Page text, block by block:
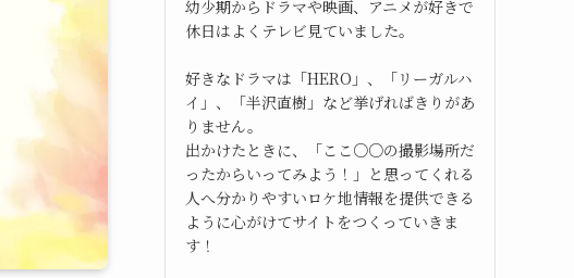
幼少期からドラマや映画、アニメが好きで
休日はよくテレビ見ていました。
好きなドラマは「HERO」、「リーガルハ
イ」、「半沢直樹」など挙げればきりがあ
りません。
出かけたときに、「ここ○○の撮影場所だ
ったからいってみよう！」と思ってくれる
人へ分かりやすいロケ地情報を提供できる
ように心がけてサイトをつくっていきま
す！